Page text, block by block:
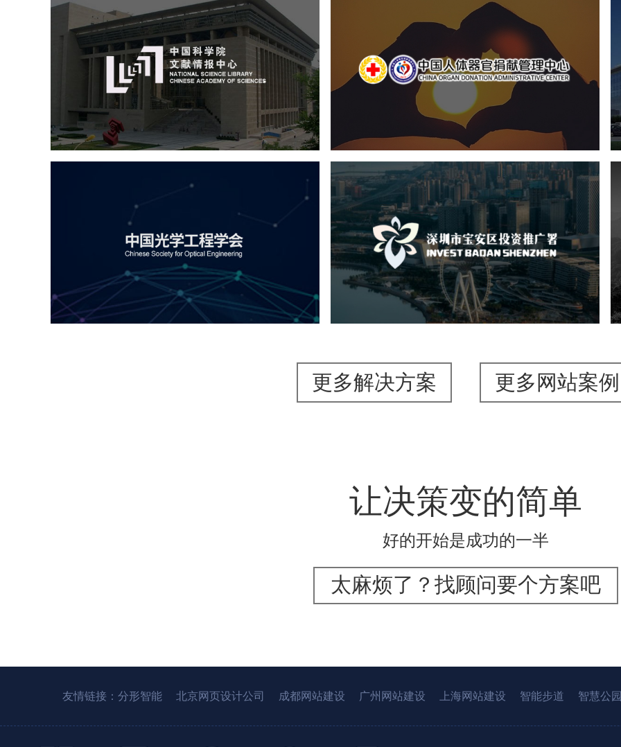
中国科学院文献情报中心
机构组织 网站建设
虚拟展厅
博物馆展厅设计
数字博物馆建设
展厅空间设计
北京展厅设计
产品展厅设计
企业展厅设计
公司展厅设计
中国人体器官捐献管理中心
国企 品牌官网
网站设计
中国光学工程学会
机构组织 国企 品牌官网
网站建设
网站设计
深圳市宝安区投资推广署
机构组织 国企 品牌官网
网站建设
网站设计
更多解决方案 更多网站案例
让决策变的简单
好的开始是成功的一半
太麻烦了？找顾问要个方案吧
友情链接： 分形智能 北京网页设计公司 成都网站建设 广州网站建设 上海网站建设 智能步道 智慧公园